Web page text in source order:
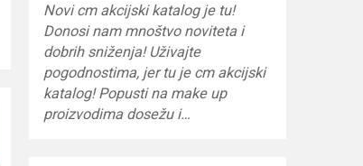
Novi cm akcijski katalog je tu!
Donosi nam mnoštvo noviteta i
dobrih sniženja! Uživajte
pogodnostima, jer tu je cm akcijski
katalog! Popusti na make up
proizvodima dosežu i…